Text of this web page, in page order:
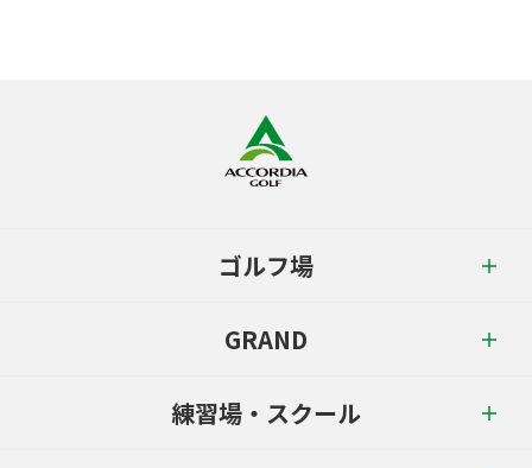
ゴルフ場
GRAND
練習場・スクール